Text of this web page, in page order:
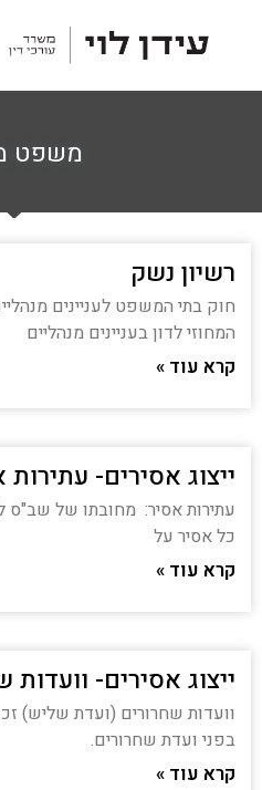
משפט
רשיון נשק
חוק בתי המשפט לעניינים
המחוזי לדון בעניינים מנהליים
קרא עוד »
ייצוג אסירים- עתירות
עתירות אסיר: מחובתו של שב"ס
כל אסיר על
קרא עוד »
ייצוג אסירים- וועדות
וועדות שחרורים (ועדת שליש)
בפני ועדת שחרורים.
קרא עוד »